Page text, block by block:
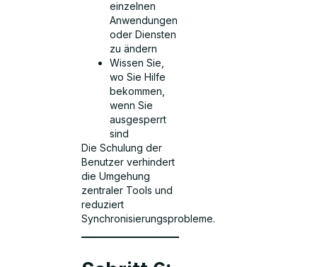
einzelnen
Anwendungen
oder Diensten
zu ändern
Wissen Sie,
wo Sie Hilfe
bekommen,
wenn Sie
ausgesperrt
sind
Die Schulung der
Benutzer verhindert
die Umgehung
zentraler Tools und
reduziert
Synchronisierungsprobleme.